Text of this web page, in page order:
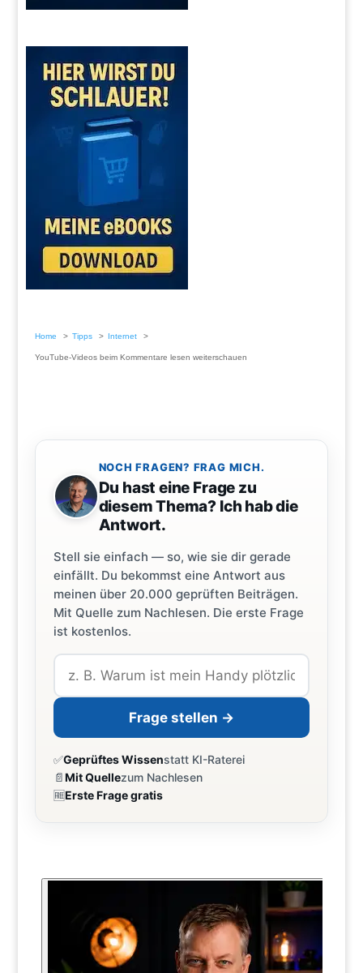
Home Tipps Internet
YouTube-Videos beim Kommentare lesen weiterschauen
NOCH FRAGEN? FRAG MICH.
Du hast eine Frage zu
diesem Thema? Ich hab die
Antwort.
Stell sie einfach — so, wie sie dir gerade
einfällt. Du bekommst eine Antwort aus
meinen über 20.000 geprüften Beiträgen.
Mit Quelle zum Nachlesen. Die erste Frage
ist kostenlos.
Frage stellen →
✅Geprüftes Wissenstatt KI-Raterei
📄Mit Quellezum Nachlesen
🆓Erste Frage gratis